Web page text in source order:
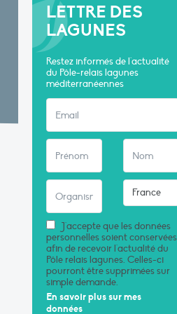
LETTRE DES
LAGUNES
Restez informés de l'actualité
du Pôle-relais lagunes
méditerranéennes
J'accepte que les données
personnelles soient conservées
afin de recevoir l'actualité du
Pôle relais lagunes. Celles-ci
pourront être supprimées sur
simple demande.
En savoir plus sur mes
données